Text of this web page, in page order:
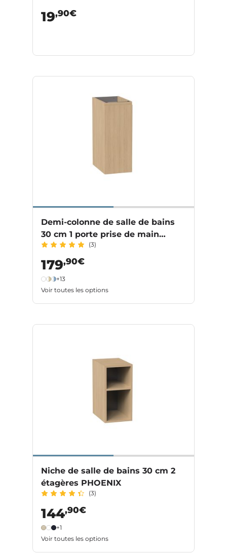
19,90€
Demi-colonne de salle de bains
30 cm 1 porte prise de main
PHOENIX
(3)
179,90€
+13
Voir toutes les options
Niche de salle de bains 30 cm 2
étagères PHOENIX
(3)
144,90€
+1
Voir toutes les options